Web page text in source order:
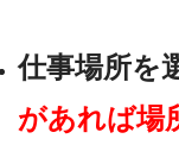
仕事場所を
があれば場